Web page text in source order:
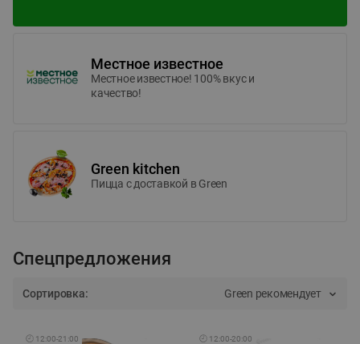
Местное известное
Местное известное! 100% вкус и
качество!
Green kitchen
Пицца c доставкой в Green
Спецпредложения
Сортировка: Green рекомендует
🕘 12:00-21:00 🕘 12:00-20:00